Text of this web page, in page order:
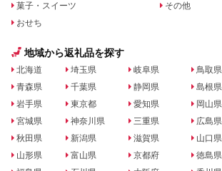
菓子・スイーツ
おせち
その他
地域から返礼品を探す
北海道
青森県
岩手県
宮城県
秋田県
山形県
埼玉県
千葉県
東京都
神奈川県
新潟県
富山県
岐阜県
静岡県
愛知県
三重県
滋賀県
京都府
鳥取県
島根県
岡山県
広島県
山口県
徳島県